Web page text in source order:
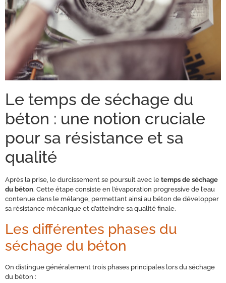
Le temps de séchage du
béton : une notion cruciale
pour sa résistance et sa
qualité
Après la prise, le durcissement se poursuit avec le temps de séchage
du béton. Cette étape consiste en l’évaporation progressive de l’eau
contenue dans le mélange, permettant ainsi au béton de développer
sa résistance mécanique et d’atteindre sa qualité finale.
Les différentes phases du
séchage du béton
On distingue généralement trois phases principales lors du séchage
du béton :